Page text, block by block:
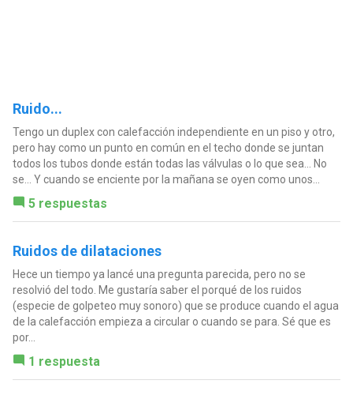
Ruido...
Tengo un duplex con calefacción independiente en un piso y otro,
pero hay como un punto en común en el techo donde se juntan
todos los tubos donde están todas las válvulas o lo que sea... No
se... Y cuando se enciente por la mañana se oyen como unos...
5 respuestas
Ruidos de dilataciones
Hece un tiempo ya lancé una pregunta parecida, pero no se
resolvió del todo. Me gustaría saber el porqué de los ruidos
(especie de golpeteo muy sonoro) que se produce cuando el agua
de la calefacción empieza a circular o cuando se para. Sé que es
por...
1 respuesta